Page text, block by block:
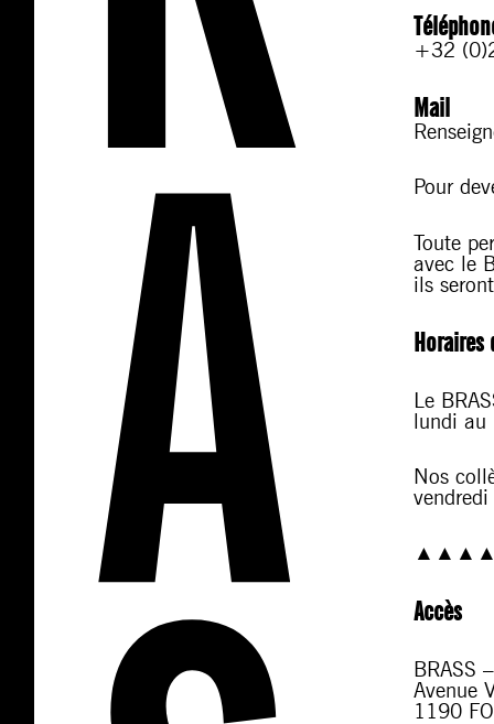
+32
Mail
Pour
Toute
avec le
ils
Horaires
Le
lundi au
Nos
Accès
BRASS
Avenue
1190